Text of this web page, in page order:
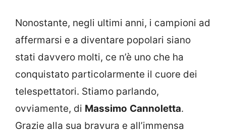
Nonostante, negli ultimi anni, i campioni ad
affermarsi e a diventare popolari siano
stati davvero molti, ce n’è uno che ha
conquistato particolarmente il cuore dei
telespettatori. Stiamo parlando,
ovviamente, di Massimo Cannoletta.
Grazie alla sua bravura e all’immensa